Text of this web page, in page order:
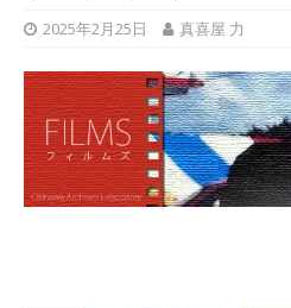
2025年2月25日 真喜屋 力